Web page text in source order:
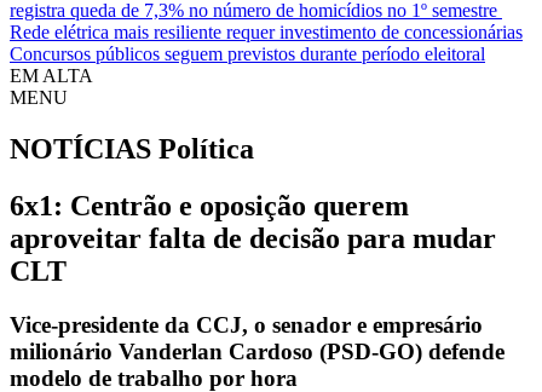
registra queda de 7,3% no número de homicídios no 1º semestre
Rede elétrica mais resiliente requer investimento de concessionárias
Concursos públicos seguem previstos durante período eleitoral
EM ALTA
MENU
NOTÍCIAS Política
6x1: Centrão e oposição querem
aproveitar falta de decisão para mudar
CLT
Vice-presidente da CCJ, o senador e empresário
milionário Vanderlan Cardoso (PSD-GO) defende
modelo de trabalho por hora